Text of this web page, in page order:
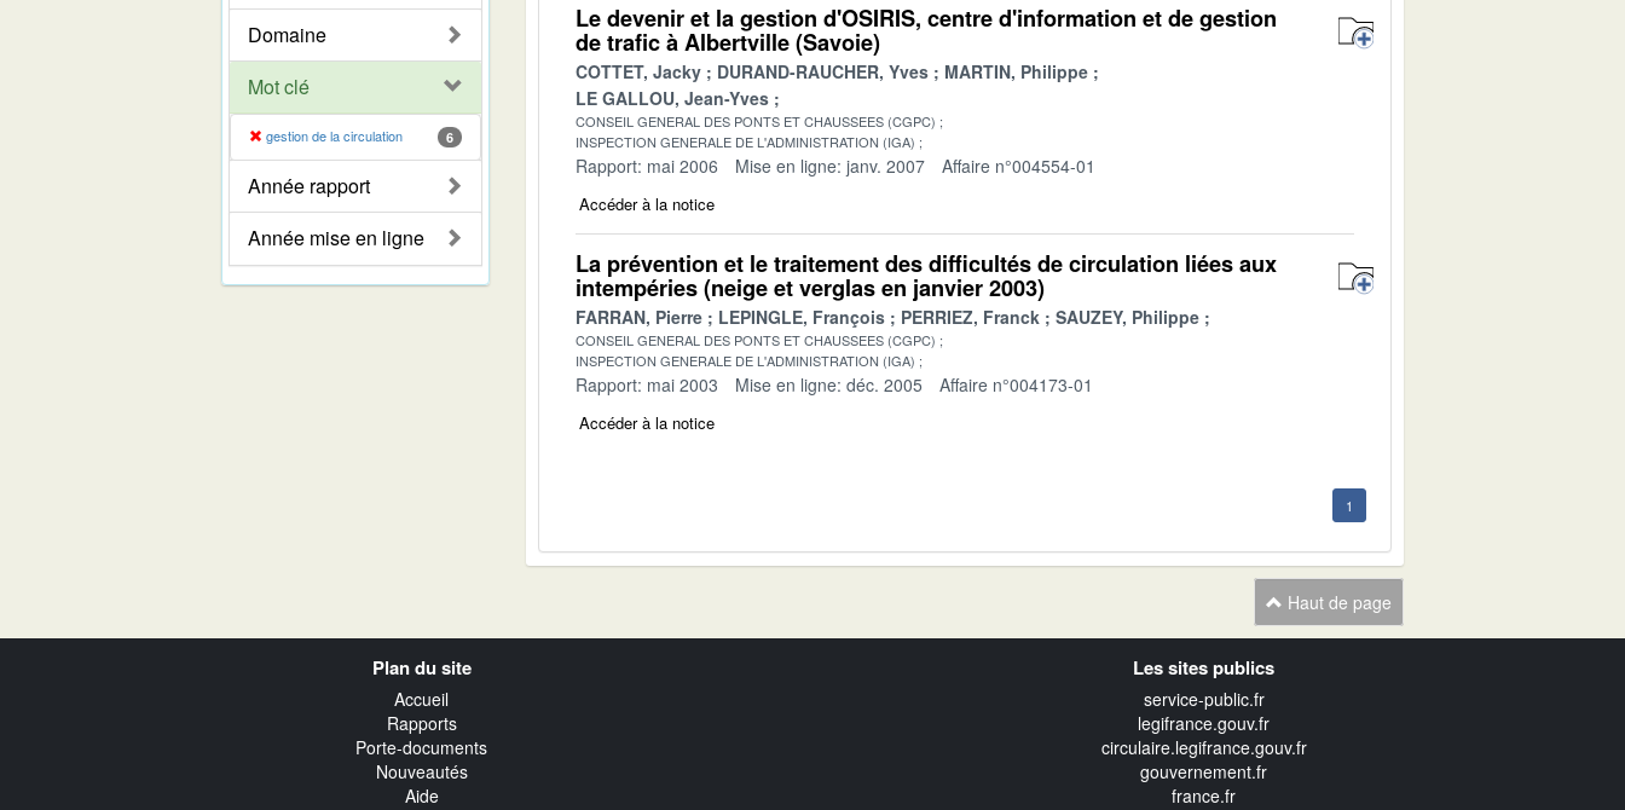
Domaine
Mot clé
gestion de la circulation 6
Année rapport
Année mise en ligne
Le devenir et la gestion d'OSIRIS, centre d'information et de gestion
de trafic à Albertville (Savoie)
COTTET, Jacky DURAND-RAUCHER, Yves
MARTIN, Philippe
LE GALLOU, Jean-Yves
CONSEIL GENERAL DES PONTS ET CHAUSSEES (CGPC)
INSPECTION GENERALE DE L'ADMINISTRATION (IGA)
Rapport: mai 2006 Mise en ligne: janv. 2007 Affaire n°004554-01
Accéder à la notice
La prévention et le traitement des difficultés de circulation liées aux
intempéries (neige et verglas en janvier 2003)
FARRAN, Pierre LEPINGLE, François PERRIEZ, Franck SAUZEY, Philippe
CONSEIL GENERAL DES PONTS ET CHAUSSEES (CGPC)
INSPECTION GENERALE DE L'ADMINISTRATION (IGA)
Rapport: mai 2003 Mise en ligne: déc. 2005 Affaire n°004173-01
Accéder à la notice
1
Haut de page
Plan du site
Accueil
Rapports
Porte-documents
Nouveautés
Aide
Les sites publics
service-public.fr
legifrance.gouv.fr
circulaire.legifrance.gouv.fr
gouvernement.fr
france.fr